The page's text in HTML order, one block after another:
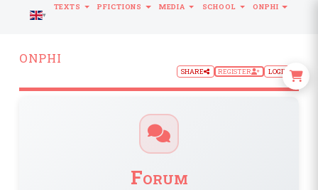
ONPHI
SHARE REGISTER LOGIN
Forum
LANGUAGE
TEXTS PFICTIONS MEDIA SCHOOL ONPHI